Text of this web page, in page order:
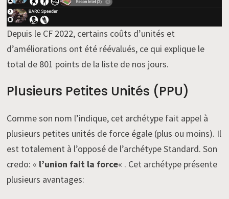
Depuis le CF 2022, certains coûts d’unités et
d’améliorations ont été réévalués, ce qui explique le
total de 801 points de la liste de nos jours.
Plusieurs Petites Unités (PPU)
Comme son nom l’indique, cet archétype fait appel à
plusieurs petites unités de force égale (plus ou moins). Il
est totalement à l’opposé de l’archétype Standard. Son
credo: « l’union fait la force« . Cet archétype présente
plusieurs avantages: